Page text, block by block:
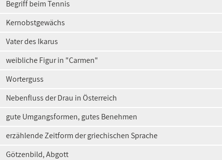
Begriff beim Tennis
Kernobstgewächs
Vater des Ikarus
weibliche Figur in "Carmen"
Worterguss
Nebenfluss der Drau in Österreich
gute Umgangsformen, gutes Benehmen
erzählende Zeitform der griechischen Sprache
Götzenbild, Abgott